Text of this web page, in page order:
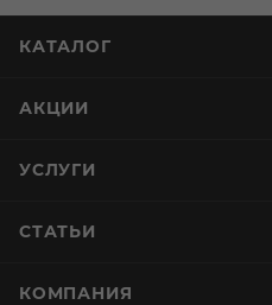
КАТАЛОГ
АКЦИИ
УСЛУГИ
СТАТЬИ
КОМПАНИЯ